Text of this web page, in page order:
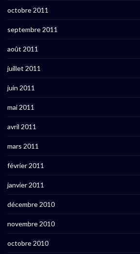
octobre 2011
septembre 2011
août 2011
juillet 2011
juin 2011
mai 2011
avril 2011
mars 2011
février 2011
janvier 2011
décembre 2010
novembre 2010
octobre 2010